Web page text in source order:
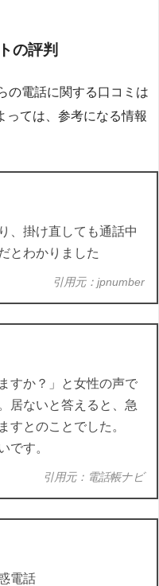
の評判
の電話に関する口コミは
っては、参考になる情報
、掛け直しても通話中
とわかりました
引用元：jpnumber
すか？」と女性の声で
居ないと答えると、急
すとのことでした。
です。
引用元：電話帳ナビ
電話